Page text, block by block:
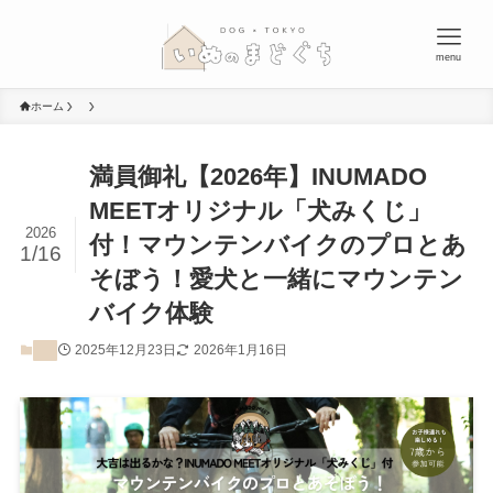
menu
ホーム
満員御礼【2026年】INUMADO
MEETオリジナル「犬みくじ」
付！マウンテンバイクのプロとあ
そぼう！愛犬と一緒にマウンテン
バイク体験
2026
1/16
2025年12月23日 2026年1月16日